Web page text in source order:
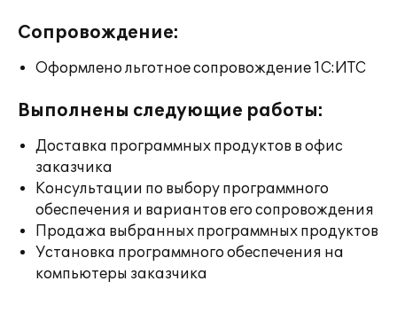
Сопровождение:
Оформлено льготное сопровождение 1С:ИТС
Выполнены следующие работы:
Доставка программных продуктов в офис
заказчика
Консультации по выбору программного
обеспечения и вариантов его сопровождения
Продажа выбранных программных продуктов
Установка программного обеспечения на
компьютеры заказчика